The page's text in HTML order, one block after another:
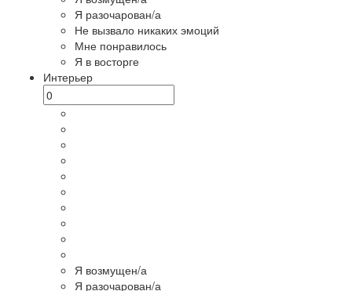
Я разочарован/а
Не вызвало никаких эмоций
Мне понравилось
Я в восторге
Интерьер
Я возмущен/а
Я разочарован/а